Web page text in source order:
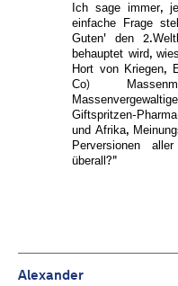
Ich sage immer,
einfache Frage
Guten' den
behauptet wird,
Hort von Kriegen,
Co)
Giftspritzen-
und Afrika,
Perversionen
überall?"
Alexander